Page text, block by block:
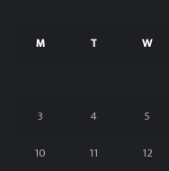
M T W
3
4 5
10
11 12